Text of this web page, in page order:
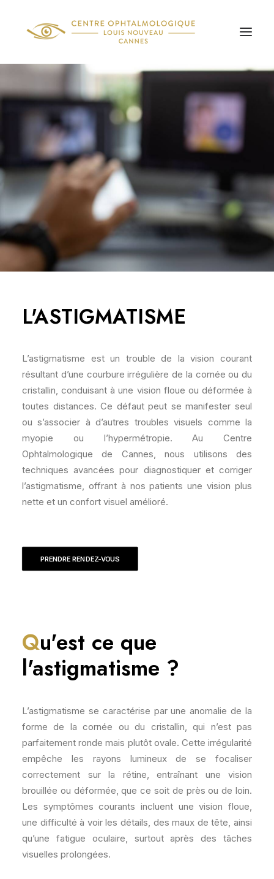
L'ASTIGMATISME
L’astigmatisme est un trouble de la vision courant
résultant d’une courbure irrégulière de la cornée ou du
cristallin, conduisant à une vision floue ou déformée à
toutes distances. Ce défaut peut se manifester seul
ou s’associer à d’autres troubles visuels comme la
myopie ou l’hypermétropie. Au Centre
Ophtalmologique de Cannes, nous utilisons des
techniques avancées pour diagnostiquer et corriger
l’astigmatisme, offrant à nos patients une vision plus
nette et un confort visuel amélioré.
PRENDRE RENDEZ-VOUS
Qu'est ce que
l'astigmatisme ?
L’astigmatisme se caractérise par une anomalie de la
forme de la cornée ou du cristallin, qui n’est pas
parfaitement ronde mais plutôt ovale. Cette irrégularité
empêche les rayons lumineux de se focaliser
correctement sur la rétine, entraînant une vision
brouillée ou déformée, que ce soit de près ou de loin.
Les symptômes courants incluent une vision floue,
une difficulté à voir les détails, des maux de tête, ainsi
qu’une fatigue oculaire, surtout après des tâches
visuelles prolongées.